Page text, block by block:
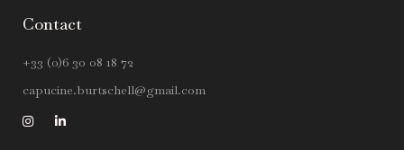
Contact
+33 (0)6 30 08 18 72
capucine.burtschell@gmail.com